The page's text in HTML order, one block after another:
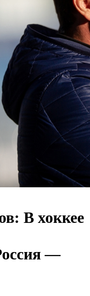
В хоккее
—